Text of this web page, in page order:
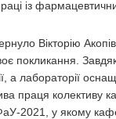
із
Вікторію
покликання.
а лабораторії
праця колективу
2021, у якому